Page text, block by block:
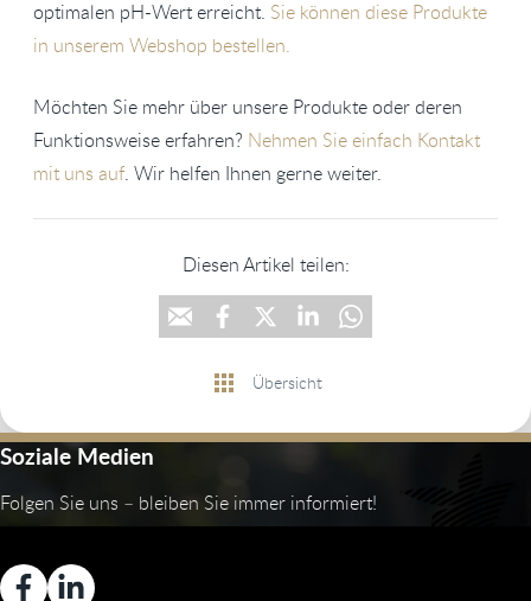
optimalen pH-Wert erreicht. Sie können diese Produkte
in unserem Webshop bestellen.
Möchten Sie mehr über unsere Produkte oder deren
Funktionsweise erfahren? Nehmen Sie einfach Kontakt
mit uns auf. Wir helfen Ihnen gerne weiter.
Diesen Artikel teilen:
Übersicht
Soziale Medien
Folgen Sie uns – bleiben Sie immer informiert!